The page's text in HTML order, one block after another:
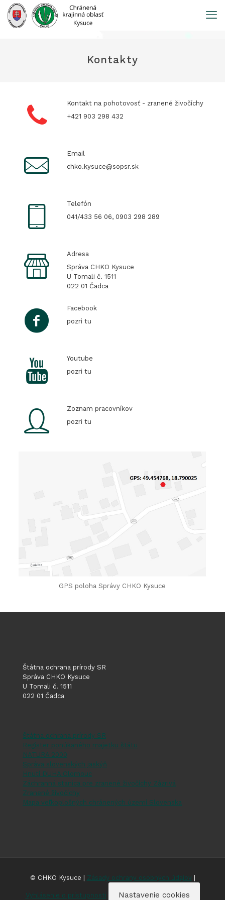
Prejsť
obsah
Kontakty
Kontakt na pohotovosť - zranené živočíchy
+421 903 298 432
Email
chko.kysuce@sopsr.sk
Telefón
041/433 56 06, 0903 298 289
Adresa
Správa CHKO Kysuce
U Tomali č. 1511
022 01 Čadca
Facebook
pozri tu
Youtube
pozri tu
Zoznam pracovníkov
pozri tu
GPS poloha Správy CHKO Kysuce
Štátna ochrana prírody SR
Správa CHKO Kysuce
U Tomali č. 1511
022 01 Čadca
Štátna ochrana prírody SR
Register ponúkaného majetku štátu
NATURA 2000
Správa slovenských jaskýň
Hnutí DUHA Olomouc
Záchranná stanica pre zranené živočíchy Zázrivá
Zranené živočíchy
Mapa veľkoplošných chránených území Slovenska
© CHKO Kysuce | Zásady ochrany osobných údajov
Vyhlásenie o prístupnosti Nastavenie cookies